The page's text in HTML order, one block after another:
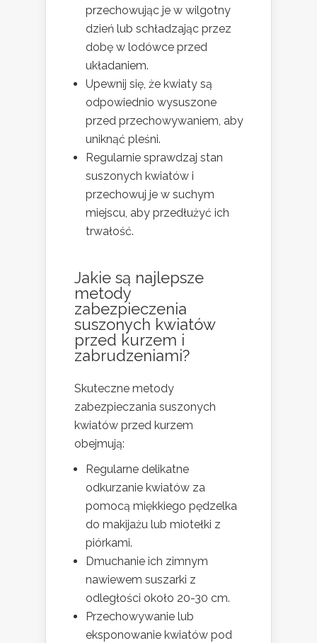
przechowując je w wilgotny
dzień lub schładzając przez
dobę w lodówce przed
układaniem.
Upewnij się, że kwiaty są
odpowiednio wysuszone
przed przechowywaniem, aby
uniknąć pleśni.
Regularnie sprawdzaj stan
suszonych kwiatów i
przechowuj je w suchym
miejscu, aby przedłużyć ich
trwałość.
Jakie są najlepsze
metody
zabezpieczenia
suszonych kwiatów
przed kurzem i
zabrudzeniami?
Skuteczne metody
zabezpieczania suszonych
kwiatów przed kurzem
obejmują:
Regularne delikatne
odkurzanie kwiatów za
pomocą miękkiego pędzelka
do makijażu lub miotełki z
piórkami.
Dmuchanie ich zimnym
nawiewem suszarki z
odległości około 20-30 cm.
Przechowywanie lub
eksponowanie kwiatów pod